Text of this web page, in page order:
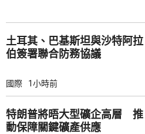
土耳其、巴基斯坦與沙特阿拉
伯簽署聯合防務協議
國際 1小時前
特朗普將晤大型礦企高層 推
動保障關鍵礦產供應